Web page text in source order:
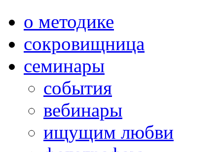
о методике
сокровищница
семинары
события
вебинары
ищущим любви